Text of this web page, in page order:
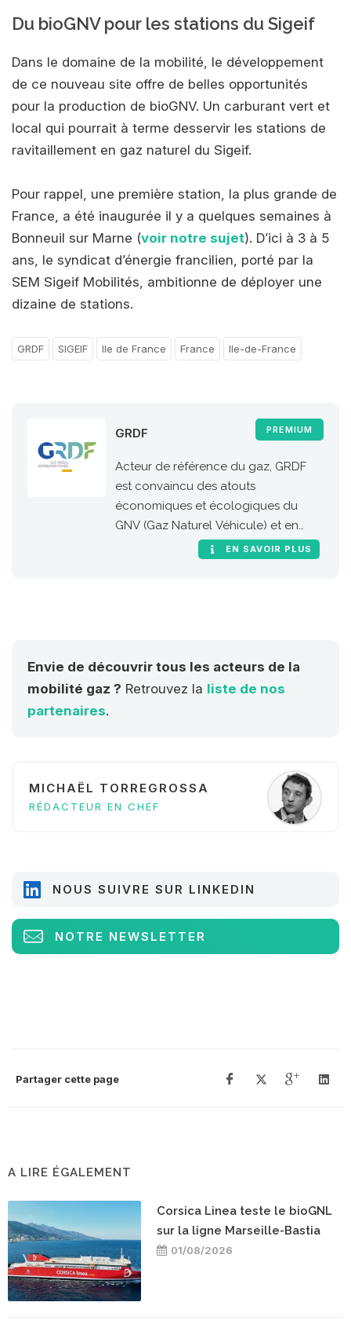
Du bioGNV pour les stations du Sigeif
Dans le domaine de la mobilité, le développement
de ce nouveau site offre de belles opportunités
pour la production de bioGNV. Un carburant vert et
local qui pourrait à terme desservir les stations de
ravitaillement en gaz naturel du Sigeif.
Pour rappel, une première station, la plus grande de
France, a été inaugurée il y a quelques semaines à
Bonneuil sur Marne (voir notre sujet). D’ici à 3 à 5
ans, le syndicat d’énergie francilien, porté par la
SEM Sigeif Mobilités, ambitionne de déployer une
dizaine de stations.
GRDF SIGEIF Ile de France France Ile-de-France
PREMIUM
GRDF
Acteur de référence du gaz, GRDF
est convaincu des atouts
économiques et écologiques du
GNV (Gaz Naturel Véhicule) et en
particulier de sa version 100 %
EN SAVOIR PLUS
Envie de découvrir tous les acteurs de la
mobilité gaz ? Retrouvez la liste de nos
partenaires.
MICHAËL TORREGROSSA
RÉDACTEUR EN CHEF
NOUS SUIVRE SUR LINKEDIN
NOTRE NEWSLETTER
Partager cette page
A LIRE ÉGALEMENT
Corsica Linea teste le bioGNL
sur la ligne Marseille-Bastia
01/08/2026